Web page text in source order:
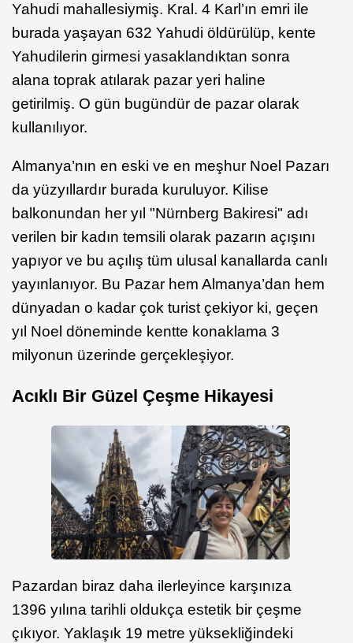
Yahudi mahallesiymiş. Kral. 4 Karl’ın emri ile
burada yaşayan 632 Yahudi öldürülüp, kente
Yahudilerin girmesi yasaklandıktan sonra
alana toprak atılarak pazar yeri haline
getirilmiş. O gün bugündür de pazar olarak
kullanılıyor.
Almanya’nın en eski ve en meşhur Noel Pazarı
da yüzyıllardır burada kuruluyor. Kilise
balkonundan her yıl "Nürnberg Bakiresi" adı
verilen bir kadın temsili olarak pazarın açışını
yapıyor ve bu açılış tüm ulusal kanallarda canlı
yayınlanıyor. Bu Pazar hem Almanya’dan hem
dünyadan o kadar çok turist çekiyor ki, geçen
yıl Noel döneminde kentte konaklama 3
milyonun üzerinde gerçekleşiyor.
Acıklı Bir Güzel Çeşme Hikayesi
Pazardan biraz daha ilerleyince karşınıza
1396 yılına tarihli oldukça estetik bir çeşme
çıkıyor. Yaklaşık 19 metre yüksekliğindeki